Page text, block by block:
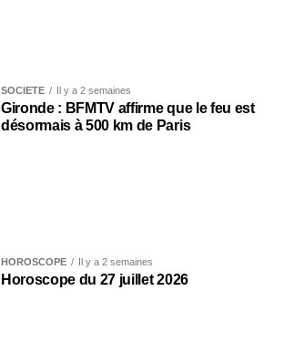
SOCIÉTÉ Il y a 2 semaines
Gironde : BFMTV affirme que le feu est
désormais à 500 km de Paris
HOROSCOPE Il y a 2 semaines
Horoscope du 27 juillet 2026